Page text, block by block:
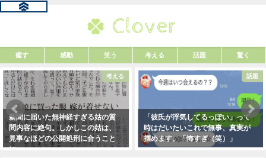
癒す 感動 笑う 考える 話題 驚く
考える
新聞に届いた無神経すぎる姑の質
問内容に絶句。しかしこの姑は、
見事なほどの公開処刑に合うこと
に・・・
話題
「彼氏が浮気してるっぽい」って
時はだいたいこれで無事、真実が
掴めます。「怖すぎ（笑）」